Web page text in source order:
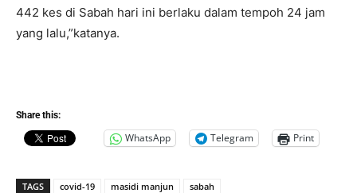
442 kes di Sabah hari ini berlaku dalam tempoh 24 jam
yang lalu,”katanya.
Share this:
WhatsApp Telegram Print
TAGS covid-19 masidi manjun sabah